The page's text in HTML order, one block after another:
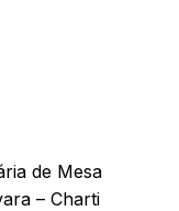
de Mesa
– Charti